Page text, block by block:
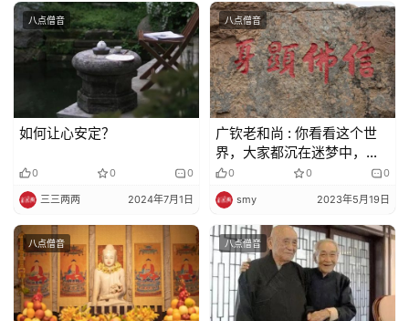
八点僧音
如何让心安定？
0 0 0
三三两两 2024年7月1日
八点僧音
广钦老和尚 : 你看看这个世
界，大家都沉在迷梦中，追
逐名利，你争我夺
0 0 0
smy 2023年5月19日
八点僧音 八点僧音